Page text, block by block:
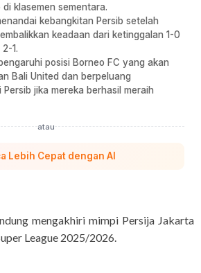
di klasemen sementara.
kebangkitan Persib setelah
keadaan dari ketinggalan 1-0
1.
posisi Borneo FC yang akan
Bali United dan berpeluang
jika mereka berhasil meraih
atau
Lebih Cepat dengan AI
mengakhiri mimpi Persija Jakarta
League 2025/2026.